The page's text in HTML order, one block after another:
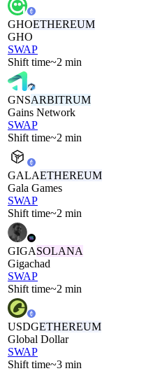
GHOETHEREUM
GHO
SWAP
Shift time~2 min
GNSARBITRUM
Gains Network
SWAP
Shift time~2 min
GALAETHEREUM
Gala Games
SWAP
Shift time~2 min
GIGASOLANA
Gigachad
SWAP
Shift time~2 min
USDGETHEREUM
Global Dollar
SWAP
Shift time~3 min